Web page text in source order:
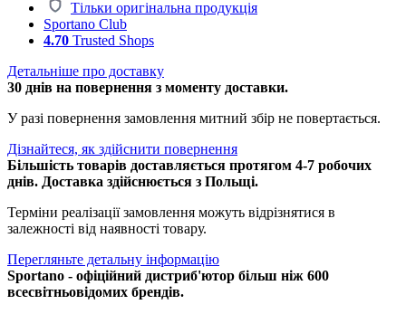
Тільки оригінальна продукція
Sportano Club
4.70 Trusted Shops
Детальніше про доставку
30 днів на повернення з моменту доставки.
У разі повернення замовлення митний збір не повертається.
Дізнайтеся, як здійснити повернення
Більшість товарів доставляється протягом 4-7 робочих
днів. Доставка здійснюється з Польщі.
Терміни реалізації замовлення можуть відрізнятися в
залежності від наявності товару.
Перегляньте детальну інформацію
Sportano - офіційний дистриб'ютор більш ніж 600
всесвітньовідомих брендів.